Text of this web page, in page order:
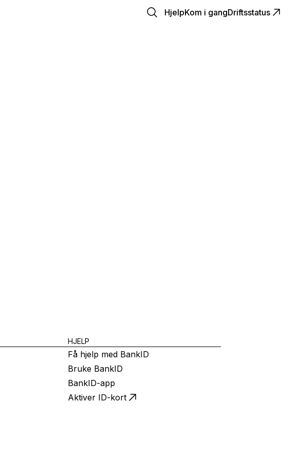
HjelpKom i gangDriftsstatus
HJELP
Få hjelp med BankID
Bruke BankID
BankID-app
Aktiver ID-kort